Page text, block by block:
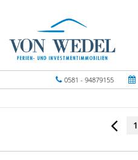
0581 - 94879155
1